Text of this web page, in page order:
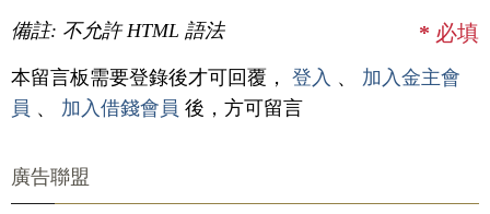
備註: 不允許 HTML 語法 * 必填
本留言板需要登錄後才可回覆， 登入 、 加入金主會
員 、 加入借錢會員 後，方可留言
廣告聯盟